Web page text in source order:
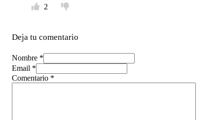
2
Deja tu comentario
Nombre *
Email *
Comentario *